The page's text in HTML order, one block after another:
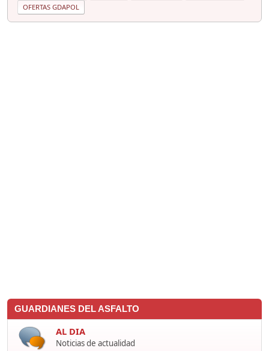
OFERTAS GDAPOL
GUARDIANES DEL ASFALTO
AL DIA
Noticias de actualidad